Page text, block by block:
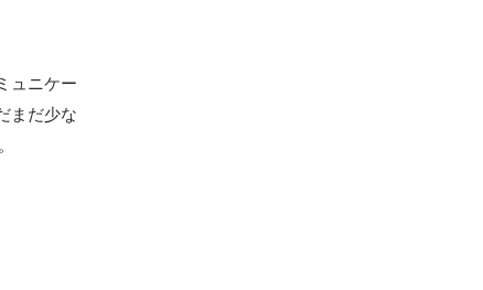
ュニケー
まだ少な